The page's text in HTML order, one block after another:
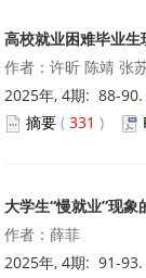
高校就业困难毕业
作者：许昕 陈靖 张
2025年, 4期: 88-90.
摘要 ( 331 )
大学生“慢就业”现
作者：薛菲
2025年, 4期: 91-93.